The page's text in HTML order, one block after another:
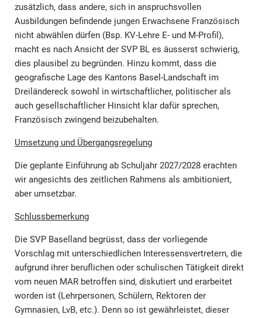
zusätzlich, dass andere, sich in anspruchsvollen
Ausbildungen befindende jungen Erwachsene Französisch
nicht abwählen dürfen (Bsp. KV-Lehre E- und M-Profil),
macht es nach Ansicht der SVP BL es äusserst schwierig,
dies plausibel zu begründen. Hinzu kommt, dass die
geografische Lage des Kantons Basel-Landschaft im
Dreiländereck sowohl in wirtschaftlicher, politischer als
auch gesellschaftlicher Hinsicht klar dafür sprechen,
Französisch zwingend beizubehalten.
Umsetzung und Übergangsregelung
Die geplante Einführung ab Schuljahr 2027/2028 erachten
wir angesichts des zeitlichen Rahmens als ambitioniert,
aber umsetzbar.
Schlussbemerkung
Die SVP Baselland begrüsst, dass der vorliegende
Vorschlag mit unterschiedlichen Interessensvertretern, die
aufgrund ihrer beruflichen oder schulischen Tätigkeit direkt
vom neuen MAR betroffen sind, diskutiert und erarbeitet
worden ist (Lehrpersonen, Schülern, Rektoren der
Gymnasien, LvB, etc.). Denn so ist gewährleistet, dieser